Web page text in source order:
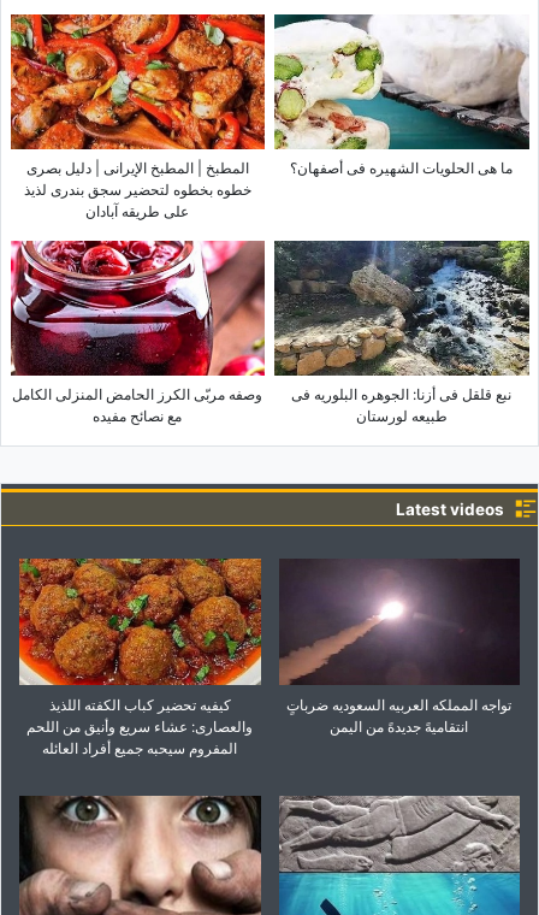
ما هی الحلویات الشهیره فی أصفهان؟
المطبخ | المطبخ الإیرانی | دلیل بصری
خطوه بخطوه لتحضیر سجق بندری لذیذ
على طریقه آبادان
نبع قلقل فی أزنا: الجوهره البلوریه فی
طبیعه لورستان
وصفه مربّى الکرز الحامض المنزلی الکامل
مع نصائح مفیده
Latest videos
تواجه المملکه العربیه السعودیه ضرباتٍ
انتقامیهً جدیدهً من الیمن
کیفیه تحضیر کباب الکفته اللذیذ
والعصاری: عشاء سریع وأنیق من اللحم
المفروم سیحبه جمیع أفراد العائله